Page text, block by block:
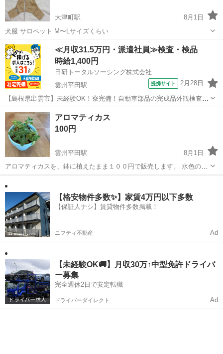
大津町駅
8月1日
犬服 サロペット M〜Lサイズくらい
島根 出雲市 大津町駅 その他
≪月収31.5万円・派遣社員≫検査・検品
時給1,400円
日研トータルソーシング株式会社
雲州平田駅
提携サイト 2月28日
【島根県出雲市】未経験OK！寮完備！自動車部品の完成品外観検査
《お仕事No.9A1443》 お仕事について ①自動車のギア系（歯車や
軸）、エンジン部品といった小型・中型の車部品の外観を検査しま
す。②拡大鏡を用いて製品の外観...
島根 出雲市
アロマティカス
100円
雲州平田駅
8月1日
アロマティカスを、鉢に植えたまま１００円で販売します。 水色の涼
しそうな鉢に、ハーブティーにも使えてすぐに増えるアロマティカス
を育ててみませんか？ ハーブの力で虫よけになります。 写真忘れてま
した^_^。 ごめんなさい🙇‍♀️【格安物件多数✨】家賃4万円以下多数
【保証人ナシ】賃貸物件多数掲載！
ニフティ不動産 Ad
【未経験OK🚚】月収30万↑中型免許ドライバ
ー募集
完全週休2日で安定転職
ドライバーダイレクト Ad